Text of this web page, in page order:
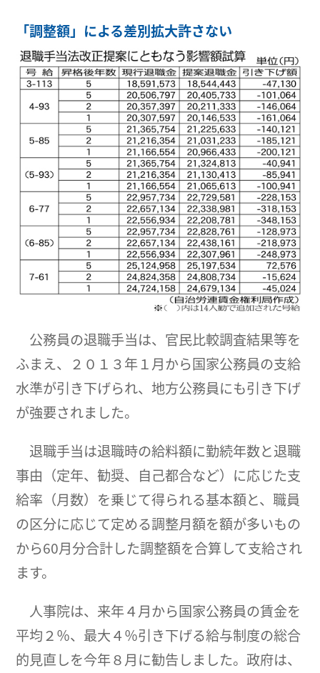
「調整額」による差別拡大許さない
公務員の退職手当は、官民比較調査結果等を
ふまえ、２０１３年１月から国家公務員の支給
水準が引き下げられ、地方公務員にも引き下げ
が強要されました。
退職手当は退職時の給料額に勤続年数と退職
事由（定年、勧奨、自己都合など）に応じた支
給率（月数）を乗じて得られる基本額と、職員
の区分に応じて定める調整月額を額が多いもの
から60月分合計した調整額を合算して支給され
ます。
人事院は、来年４月から国家公務員の賃金を
平均２％、最大４％引き下げる給与制度の総合
的見直しを今年８月に勧告しました。政府は、